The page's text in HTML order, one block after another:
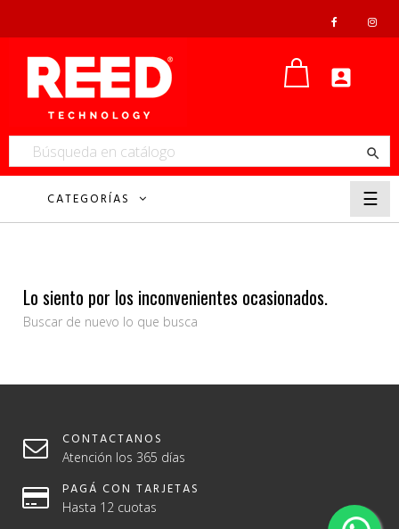


CATEGORÍAS
de
☰
Lo siento por los inconvenientes ocasionados.
Buscar de nuevo lo que busca
CONTACTANOS
Atención los 365 días
PAGÁ CON TARJETAS
Hasta 12 cuotas